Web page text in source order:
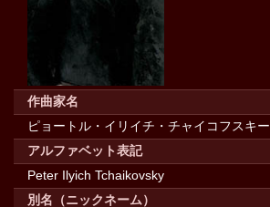
作曲家名
ピョートル・イリイチ・チャイコフスキー
アルファベット表記
Peter Ilyich Tchaikovsky
別名（ニックネーム）